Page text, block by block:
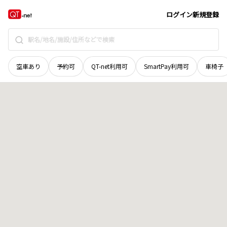
ログイン新規登録
空車あり 予約可 QT-net利用可 SmartPay利用可 車椅子
北海道